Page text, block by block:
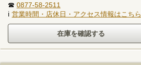
☎ 0877-58-2511
ℹ 営業時間・店休日・アクセス情報はこちら